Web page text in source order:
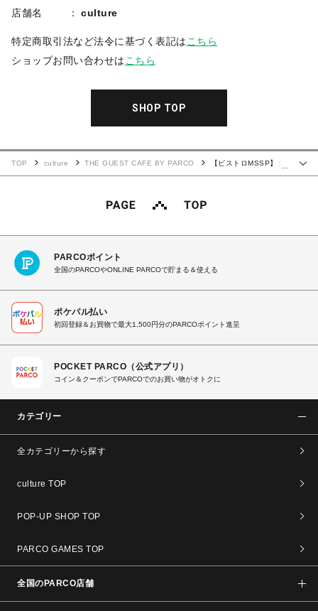
店舗名
culture
特定商取引法など法令に基づく表記は こちら
ショップお問い合わせは こちら
SHOP TOP
TOP culture THE GUEST CAFE BY PARCO
【ビストロMSSP】ダ
PARCOポイント
全国のPARCOやONLINE PARCOで貯まる＆使える
ポケパル払い
初回登録＆お買物で最大1,500円分のPARCOポイント進呈
POCKET PARCO（公式アプリ）
コイン＆クーポンでPARCOでのお買い物がオトクに
カテゴリー
全カテゴリーから探す
culture TOP
POP-UP SHOP TOP
PARCO GAMES TOP
全国のPARCO店舗